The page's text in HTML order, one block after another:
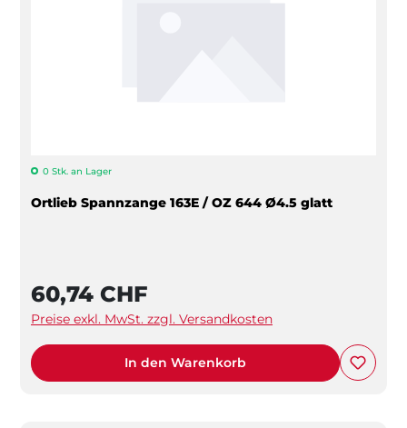
0 Stk. an Lager
Ortlieb Spannzange 163E / OZ 644 Ø4.5 glatt
60,74 CHF
Preise exkl. MwSt. zzgl. Versandkosten
In den Warenkorb